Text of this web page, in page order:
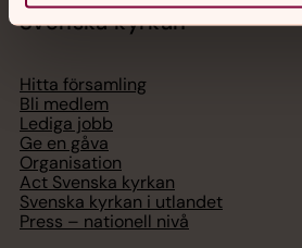
Svenska kyrkan
Hitta församling
Bli medlem
Lediga jobb
Ge en gåva
Organisation
Act Svenska kyrkan
Svenska kyrkan i utlandet
Press – nationell nivå